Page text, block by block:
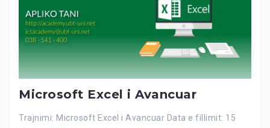
Microsoft Excel i Avancuar
Trajnimi: Microsoft Excel i Avancuar Data e fillimit: 15